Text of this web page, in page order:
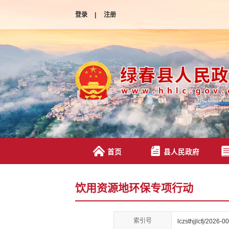
登录 | 注册
首页 县人民政府
饮用资源地环保专项行动
索引号 lczsthjjlcfj/2026-